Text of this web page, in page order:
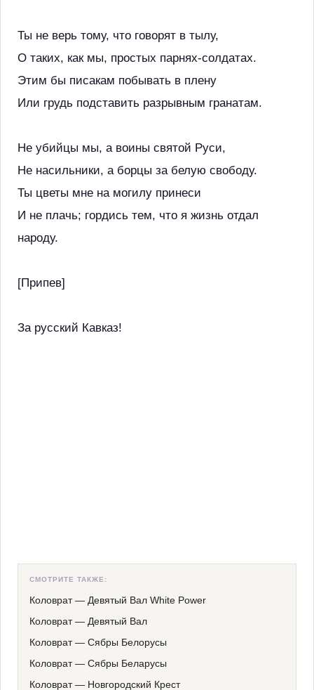
Ты не верь тому, что говорят в тылу,
О таких, как мы, простых парнях-солдатах.
Этим бы писакам побывать в плену
Или грудь подставить разрывным гранатам.
Не убийцы мы, а воины святой Руси,
Не насильники, а борцы за белую свободу.
Ты цветы мне на могилу принеси
И не плачь; гордись тем, что я жизнь отдал
народу.
[Припев]
За русский Кавказ!
СМОТРИТЕ ТАКЖЕ:
Коловрат— Девятый Вал White Power
Коловрат— Девятый Вал
Коловрат— Сябры Белорусы
Коловрат— Сябры Беларусы
Коловрат— Новгородский Крест